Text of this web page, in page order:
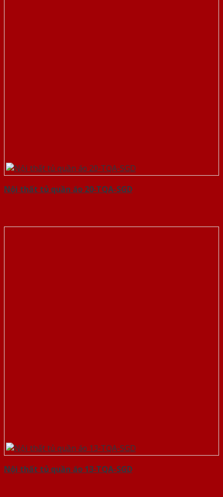
Nội thất tủ quần áo 20-TQA-SGD
Nội thất tủ quần áo 13-TQA-SGD